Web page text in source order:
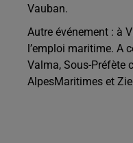
Vauban.
Autre événement : à
l’emploi maritime. A
Valma, Sous-Préfète
AlpesMaritimes et